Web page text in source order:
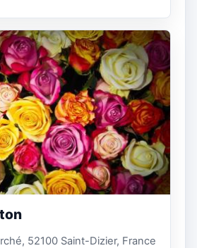
52100 Saint-Dizier, France